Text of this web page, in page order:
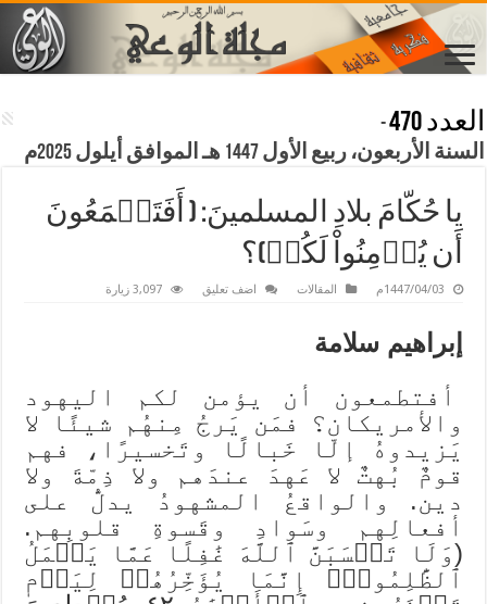
العدد 470
-
السنة الأربعون، ربيع الأول 1447 هـ الموافق أيلول 2025م
يا حُكّامَ بلادِ المسلمينَ: ( أَفَتَطۡمَعُونَ
أَن يُؤۡمِنُواْ لَكُمۡ)؟
1447/04/03م المقالات اضف تعليق 3,097 زيارة
إبراهيم سلامة
أفتطمعون أن يؤمن لكم اليهود
والأمريكان؟ فمَن يَرجُ مِنهُم شيئًا لا
يَزيدوهُ إلّا خَبالًا وتَخسيرًا، فهم
قومٌ بُهتٌ لا عَهدَ عندَهم ولا ذِمّةَ ولا
دين. والواقعُ المشهودُ يدلُّ على
أفعالِهم وسَوادِ وقَسوةِ قلوبِهم.
(وَلَا تَحۡسَبَنَّ ٱللَّهَ غَٰفِلًا عَمَّا يَعۡمَلُ
ٱلظَّٰلِمُونَۚ إِنَّمَا يُؤَخِّرُهُمۡ لِيَوۡمٖ